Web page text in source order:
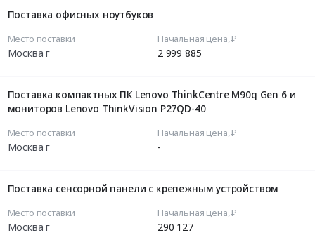
Поставка офисных ноутбуков
Место поставки
Москва г
Начальная цена, ₽
2 999 885
Поставка компактных ПК Lenovo ThinkCentre M90q Gen 6 и
мониторов Lenovo ThinkVision P27QD-40
Место поставки
Москва г
Начальная цена, ₽
-
Поставка сенсорной панели с крепежным устройством
Место поставки
Москва г
Начальная цена, ₽
290 127